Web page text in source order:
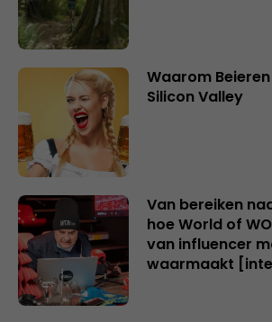
Waarom
Silicon Valley
Van bereiken
hoe World of
van influencer
waarmaakt